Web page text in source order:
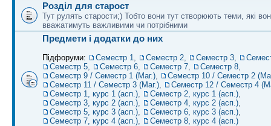
Розділ для старост
Тут рулять старости;) Тобто вони тут створюють теми, які
вважатимуть важливими чи потрібними
Предмети і додатки до них
Підфоруми: Семестр 1, Семестр 2, Семестр 3,
Семестр 5, Семестр 6, Семестр 7, Семестр 8,
Семестр 9 / Семестр 1 (Маг.),
Семестр 10 / Семестр 2
Семестр 11 / Семестр 3 (Маг.),
Семестр 12 / Семестр 4
Семестр 1, курс 1 (асп.), Семестр 2, курс 1 (асп.),
Семестр 3, курс 2 (асп.), Семестр 4, курс 2 (асп.),
Семестр 5, курс 3 (асп.), Семестр 6, курс 3 (асп.),
Семестр 7, курс 4 (асп.), Семестр 8, курс 4 (асп.)